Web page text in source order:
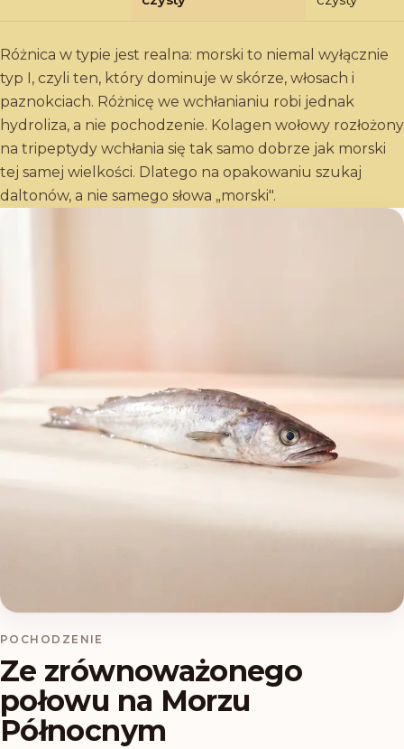
Różnica w typie jest realna: morski to niemal wyłącznie
typ I, czyli ten, który dominuje w skórze, włosach i
paznokciach. Różnicę we wchłanianiu robi jednak
hydroliza, a nie pochodzenie. Kolagen wołowy rozłożony
na tripeptydy wchłania się tak samo dobrze jak morski
tej samej wielkości. Dlatego na opakowaniu szukaj
daltonów, a nie samego słowa „morski".
POCHODZENIE
Ze zrównoważonego
połowu na Morzu
Północnym